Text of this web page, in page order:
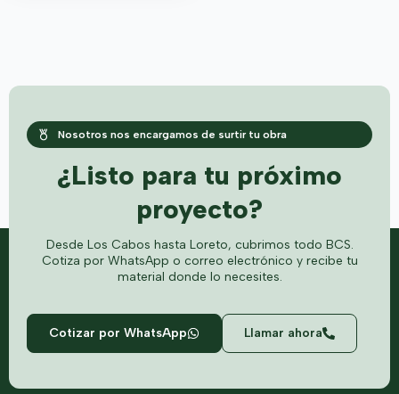
Nosotros nos encargamos de surtir tu obra
¿Listo para tu próximo
proyecto?
Desde Los Cabos hasta Loreto, cubrimos todo BCS.
Cotiza por WhatsApp o correo electrónico y recibe tu
material donde lo necesites.
Cotizar por WhatsApp Llamar ahora